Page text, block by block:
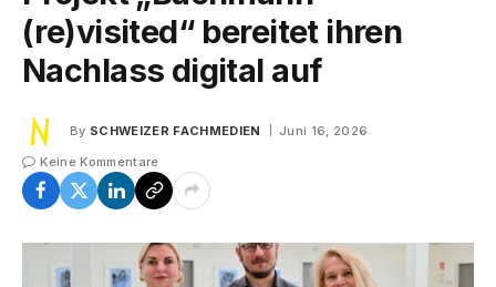
(re)visited“ bereitet ihren
Nachlass digital auf
By SCHWEIZER FACHMEDIEN
Juni 16, 2026
Keine Kommentare